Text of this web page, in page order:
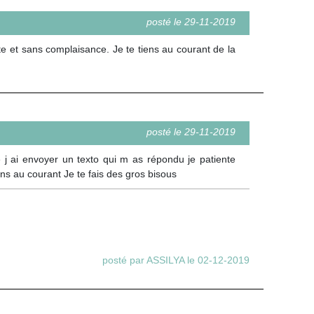
posté le 29-11-2019
et sans complaisance. Je te tiens au courant de la
posté le 29-11-2019
ai envoyer un texto qui m as répondu je patiente
au courant Je te fais des gros bisous
posté par ASSILYA le 02-12-2019